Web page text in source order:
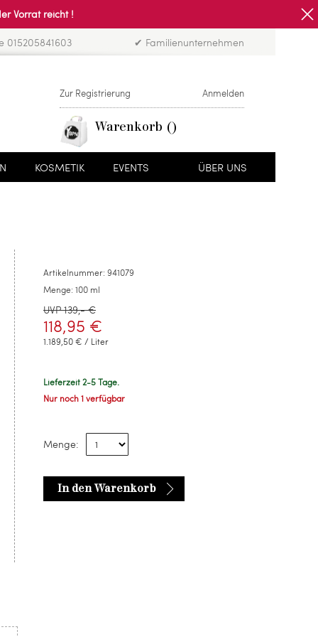
Vorrat reicht !
015205841603 ✔ Familienunternehmen
Zur Registrierung Anmelden
Warenkorb
KOSMETIK EVENTS ÜBER UNS
Artikelnummer: 941079
Menge: 100 ml
UVP 139,- €
118,95 €
1.189,50 € / Liter
Lieferzeit 2-5 Tage.
Nur noch 1 verfügbar
Menge:
In den Warenkorb